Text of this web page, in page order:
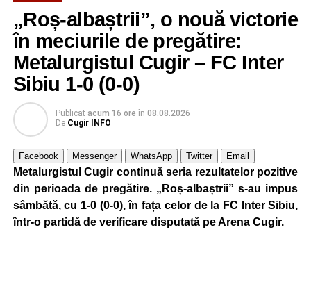
„Roș-albaștrii”, o nouă victorie
în meciurile de pregătire:
Metalurgistul Cugir – FC Inter
Sibiu 1-0 (0-0)
Publicat acum 16 ore în 08.08.2026
De Cugir INFO
Facebook Messenger WhatsApp Twitter Email
Metalurgistul Cugir continuă seria rezultatelor pozitive
din perioada de pregătire. „Roș-albaștrii” s-au impus
sâmbătă, cu 1-0 (0-0), în fața celor de la FC Inter Sibiu,
într-o partidă de verificare disputată pe Arena Cugir.